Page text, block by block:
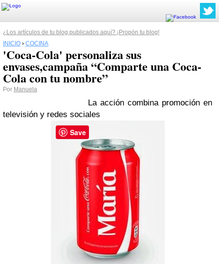
¿Los artículos de tu blog publicados aquí? ¡Propón tu blog!
INICIO › COCINA
'Coca-Cola' personaliza sus
envases,campaña “Comparte una Coca-
Cola con tu nombre”
Por Manuela
La acción combina promoción en
televisión y redes sociales
Save